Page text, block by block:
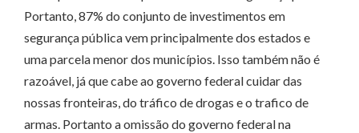
Portanto, 87% do conjunto de investimentos em
segurança pública vem principalmente dos estados e
uma parcela menor dos municípios. Isso também não é
razoável, já que cabe ao governo federal cuidar das
nossas fronteiras, do tráfico de drogas e o trafico de
armas. Portanto a omissão do governo federal na